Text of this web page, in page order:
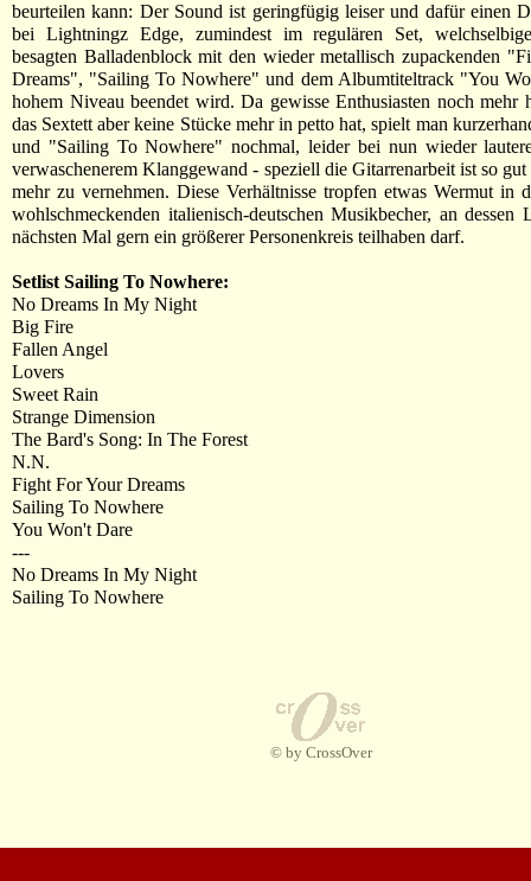
beurteilen kann: Der Sound ist geringfügig leiser und dafür einen
bei Lightningz Edge, zumindest im regulären Set,
besagten Balladenblock mit den wieder metallisch zupackenden
Dreams", "Sailing To Nowhere" und dem Albumtiteltrack "You
hohem Niveau beendet wird. Da gewisse Enthusiasten noch mehr
das Sextett aber keine Stücke mehr in petto hat, spielt man
und "Sailing To Nowhere" nochmal, leider bei nun wieder
verwaschenerem Klanggewand - speziell die Gitarrenarbeit ist so
mehr zu vernehmen. Diese Verhältnisse tropfen etwas Wermut in
wohlschmeckenden italienisch-deutschen Musikbecher, an dessen
nächsten Mal gern ein größerer Personenkreis teilhaben darf.
Setlist Sailing To Nowhere:
No Dreams In My Night
Big Fire
Fallen Angel
Lovers
Sweet Rain
Strange Dimension
The Bard's Song: In The Forest
N.N.
Fight For Your Dreams
Sailing To Nowhere
You Won't Dare
---
No Dreams In My Night
Sailing To Nowhere
© by CrossOver